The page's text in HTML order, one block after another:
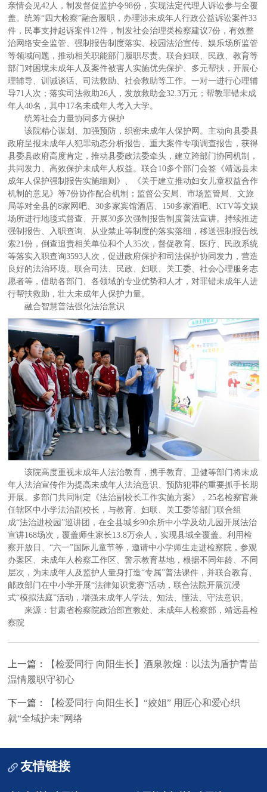
亲情会见42人，制发督促监护令98份，实现法定代理人诉讼参与全覆
盖。统筹“四大检察”融合履职，办理涉未成年人行政公益诉讼案件33
件，民事支持起诉案件12件，制发社会治理类检察建议7份，有效整
治网络安全监管、强制报告制度落实、校园法治宣传、娱乐场所监管
等领域问题，推动相关职能部门履职尽责。联合妇联、民政、教育等
部门对困境未成年人及案件被害人实施优先保护、多元帮扶，开展心
理辅导、训诫谈话、司法救助、社会救助等工作。一对一进行心理辅
导71人次；落实司法救助26人，发放救助金32.3万元；帮教罪错未成
年人40名，其中17名未成年人考入大学。
统筹社会力量协同多方保护
该院精心谋划、加强预防，织密未成年人保护网。主动向县委县
政府呈报未成年人犯罪动态分析报告、重大案件专项调查报告，获得
县委县政府高度肯定，推动县委政法委牵头，建立跨部门协同机制，
共同发力、高效保护未成年人权益。联合10多个部门会签《靖远县未
成年人保护强制报告实施细则》、《关于建立推动妇女儿童权益合作
机制的意见》等7份协作配合机制；监督公安局、市场监管局、文旅
局等对全县的8家网吧、30多家宾馆酒店、150多家酒吧、KTV等文娱
场所进行地毯式督查、开展30多次强制报告制度普法宣讲。持续推进
强制报告、入职查询、从业禁止等制度的落实落细，移送强制报告线
索21份，倒查追责相关单位和个人35次，督促教育、医疗、民政系统
等落实入职查询3593人次，促进政府保护和司法保护协同发力，营造
良好的法治环境。联合司法、民政、妇联、关工委、社会心理服务志
愿者等，借助各部门、各领域的专业优势和人才，对罪错未成年人进
行帮扶救助，壮大未成年人保护力量。
融合智慧普法强化法治意识
该院高度重视未成年人法治教育，携手教育、卫健等部门将未成
年人法治宣传作为提高未成年人法治意识、预防犯罪的重要抓手长期
开展。多部门共同制定《法治副校长工作实施方案》，25名检察官兼
任辖区中小学法治副校长，与教育、妇联、关工委等部门联合组
成“法治进校园”巡讲团，在全县城乡90余所中小学及幼儿园开展法治
宣讲168场次，覆盖师生家长13.8万余人，实现县域全覆盖。利用检
察开放日、“六一”国际儿童节等，邀请中小学师生走进检察院，参观
办案区、未成年人检察工作区、警示教育基地，根据不同年龄、不同
层次，为未成年人及监护人量身打造“专属”普法课件，并联合教育、
邮政部门在中小学开展“法律知识竞赛”活动，联合法院开展沉浸
式“模拟法庭”活动，增强未成年人学法、知法、懂法、守法意识。
来源：甘肃省检察院政治部宣教处、未成年人检察部，靖远县检
察院
上一篇：
【检爱同行 向阳生长】酒泉敦煌：以法为盾护青苗
温情履职守初心
下一篇：
【检爱同行 向阳生长】“姣姐” 用匠心和爱心织
就“全域护未”网络
友情链接